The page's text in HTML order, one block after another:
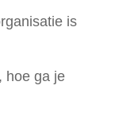
is
hoe ga je